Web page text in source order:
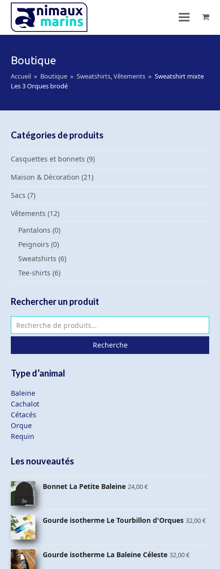
Boutique
Accueil » Boutique » Sweatshirts,Vêtements » Sweatshirt mixte
Les 3 Orques brodé
Catégories de produits
Casquettes et bonnets (9)
Maison & Décoration (21)
Sacs (7)
Vêtements (12)
Pantalons (0)
Peignoirs (0)
Sweatshirts (6)
Tee-shirts (6)
Rechercher un produit
Recherche
Type d’animal
Baleine
Cachalot
Cétacés
Orque
Requin
Les nouveautés
Bonnet La Petite Baleine 24,00€
Gourde isotherme Le Tourbillon d'Orques 32,00€
Gourde isotherme La Baleine Céleste 32,00€